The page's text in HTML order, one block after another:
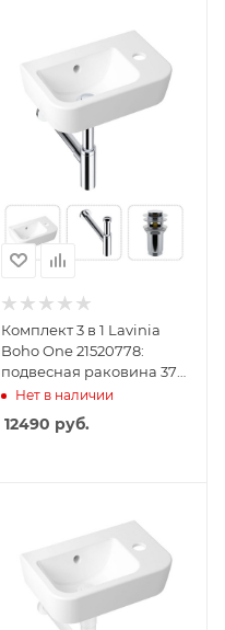
Комплект 3 в 1 Lavinia
Boho One 21520778:
подвесная раковина 37
см, металлический
сифон, донный клапан
Нет в наличии
12490 руб.